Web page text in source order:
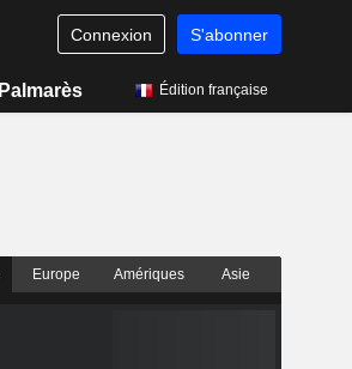
Connexion S'abonner
Palmarès Édition française
Europe Amériques Asie